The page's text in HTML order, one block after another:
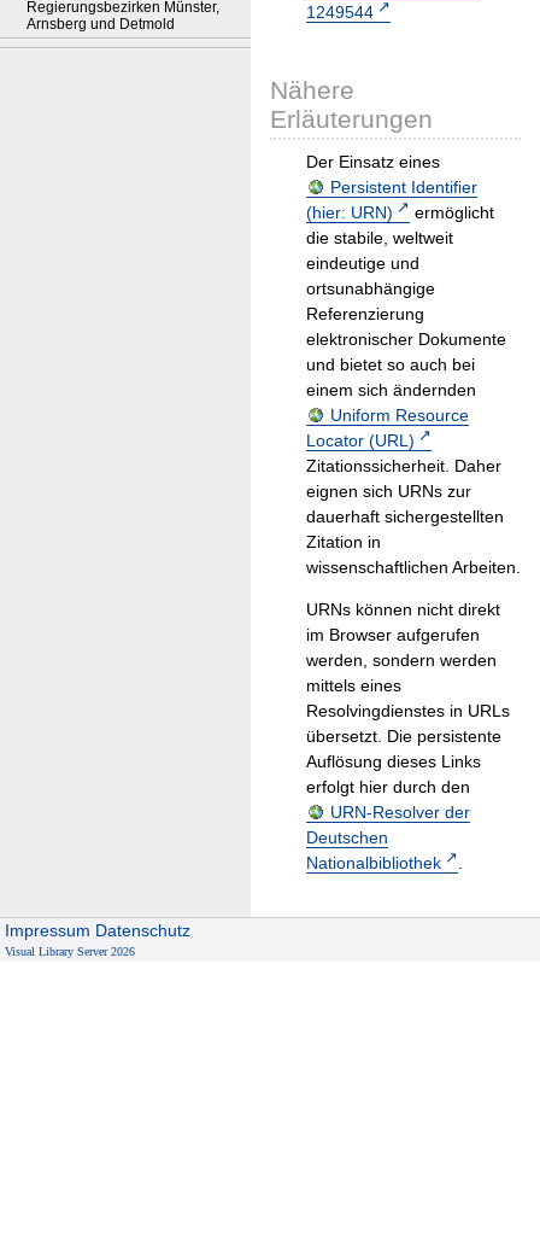
Regierungsbezirken Münster,
Arnsberg und Detmold
1249544
Nähere
Erläuterungen
Der Einsatz eines
Persistent Identifier
(hier: URN)
ermöglicht
die stabile, weltweit
eindeutige und
ortsunabhängige
Referenzierung
elektronischer Dokumente
und bietet so auch bei
einem sich ändernden
Uniform Resource
Locator (URL)
Zitationssicherheit. Daher
eignen sich URNs zur
dauerhaft sichergestellten
Zitation in
wissenschaftlichen Arbeiten.
URNs können nicht direkt
im Browser aufgerufen
werden, sondern werden
mittels eines
Resolvingdienstes in URLs
übersetzt. Die persistente
Auflösung dieses Links
erfolgt hier durch den
URN-Resolver der
Deutschen
Nationalbibliothek
.
Impressum Datenschutz
Visual Library Server 2026